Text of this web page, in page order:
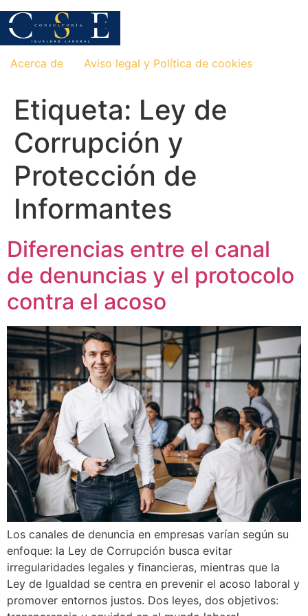
Saltar
contenido
Acerca de
Aviso legal y Política de cookies
Etiqueta: Ley de
Corrupción y
Protección de
Informantes
Diferencias entre el canal
de denuncias y el protocolo
contra el acoso
Los canales de denuncia en empresas varían según su
enfoque: la Ley de Corrupción busca evitar
irregularidades legales y financieras, mientras que la
Ley de Igualdad se centra en prevenir el acoso laboral y
promover entornos justos. Dos leyes, dos objetivos: